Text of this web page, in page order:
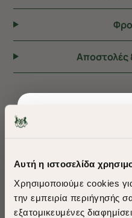
Αυτή η ιστοσελίδα
Χρησιμοποιούμε cookies
την εμπειρία περιήγησής
εξατομικευμένες
Αποστολές
ΠΡΟΤΕΙΝΟΥΜΕ ΓΙΑ